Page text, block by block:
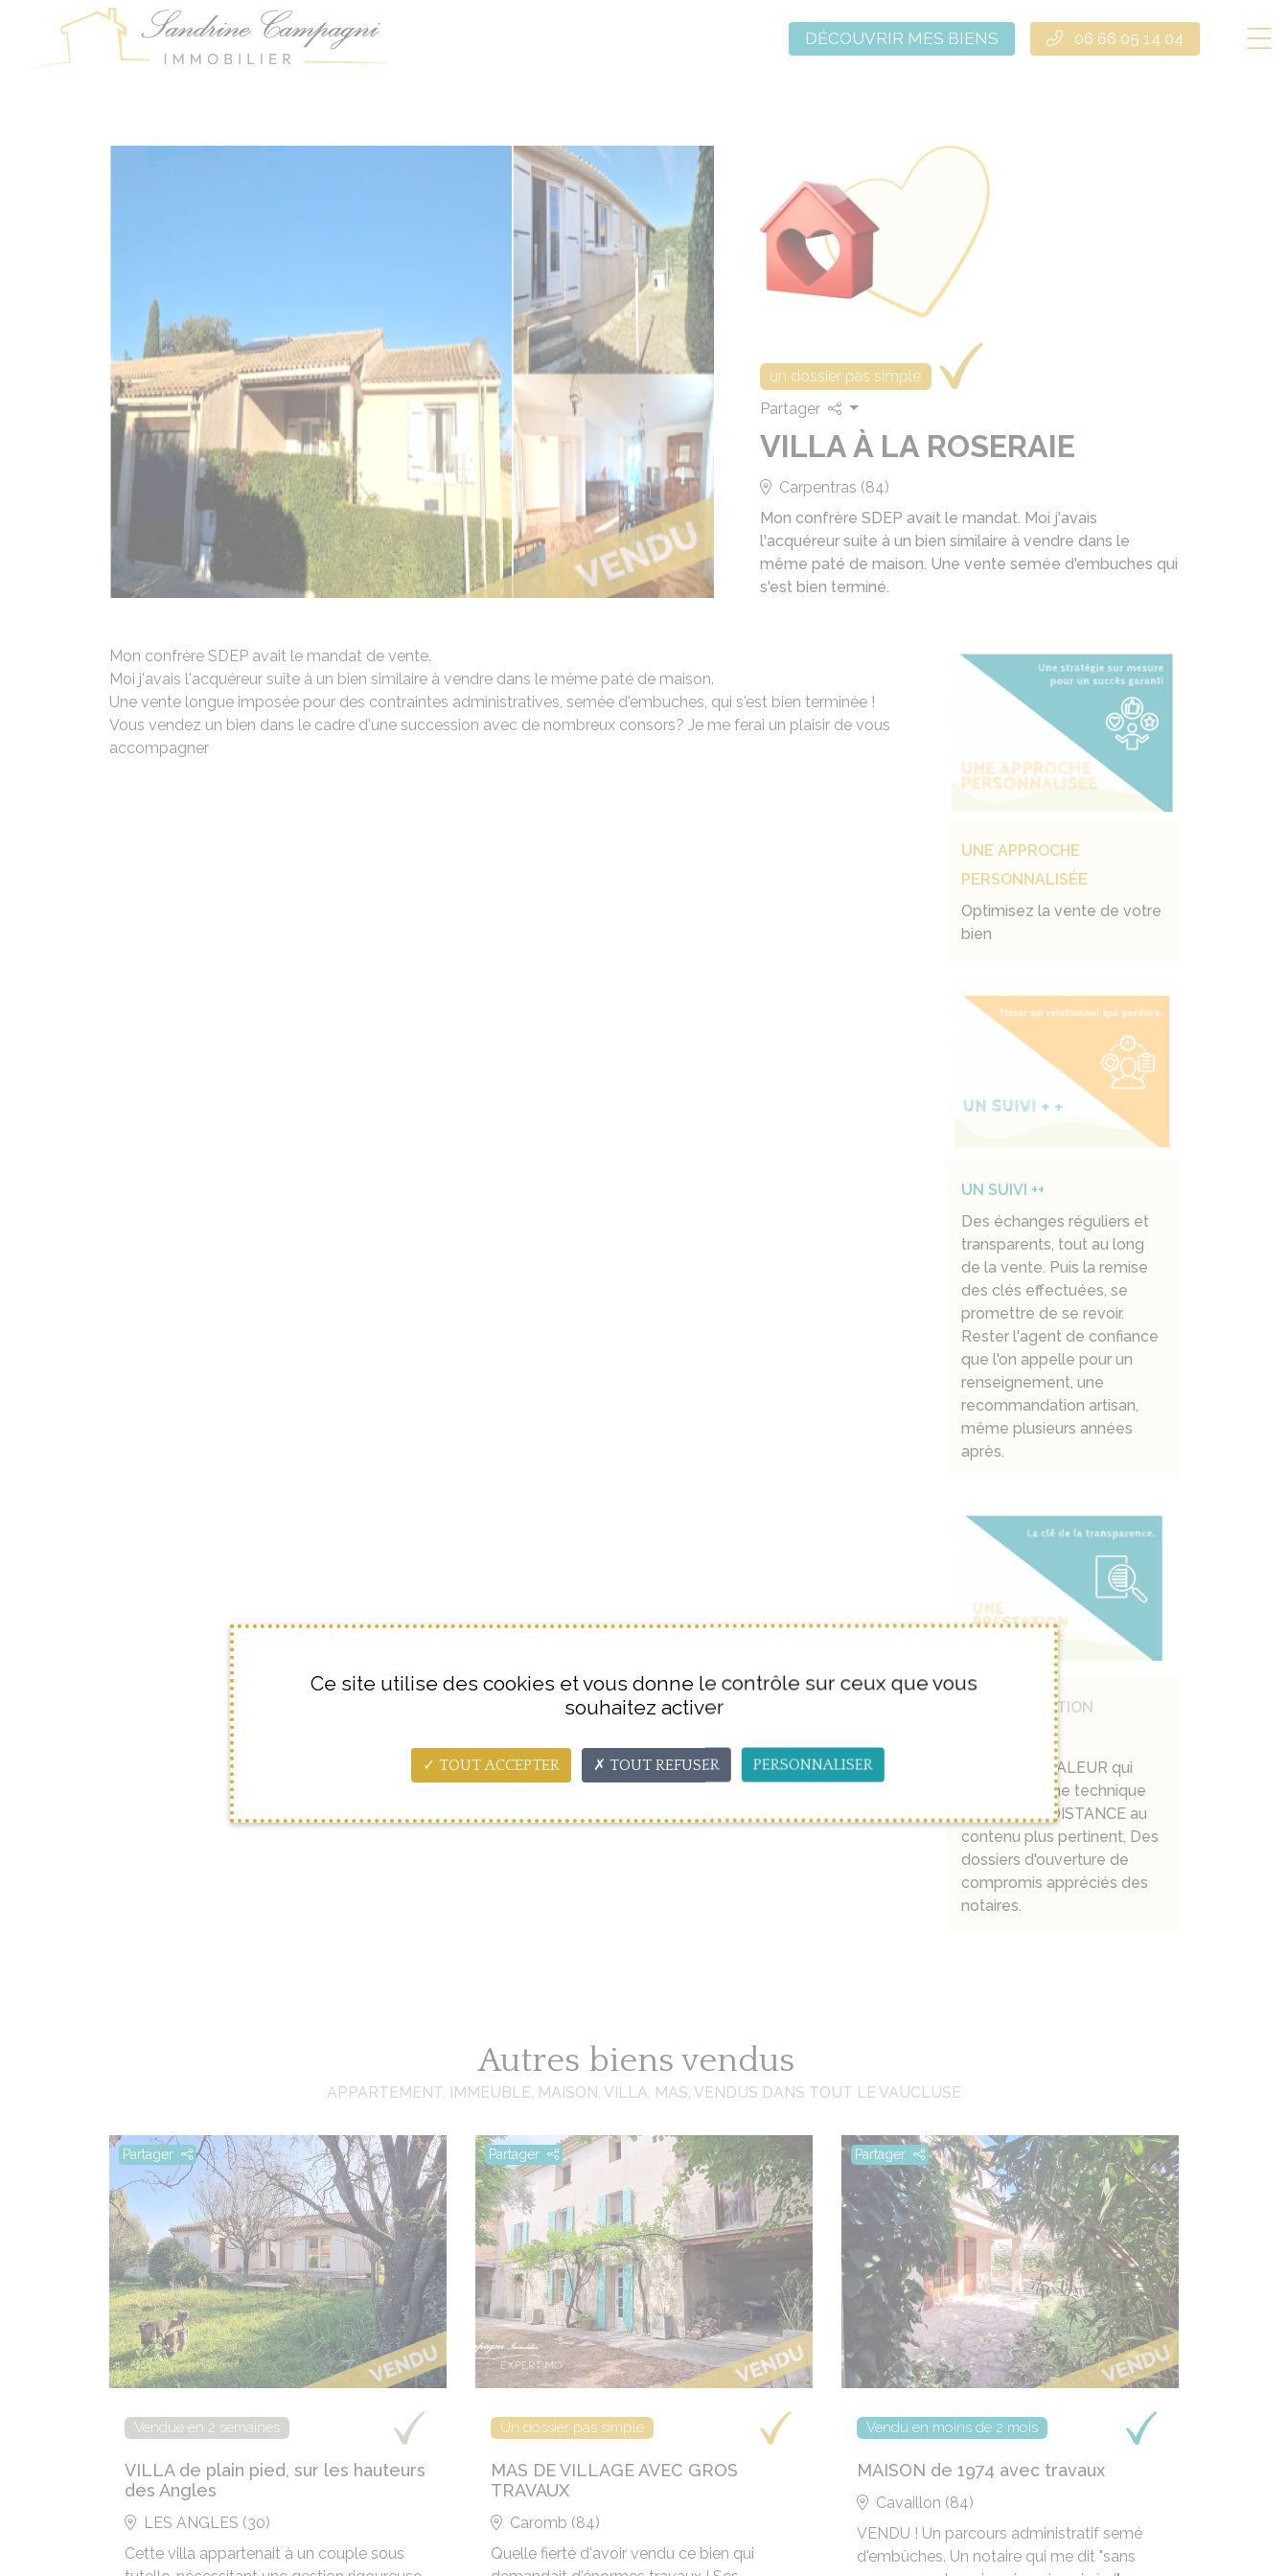
DÉCOUVRIR MES BIENS 06 66 05 14 04
un dossier pas simple
Partager
VILLA À LA ROSERAIE
Carpentras (84)
Mon confrère SDEP avait le mandat. Moi j'avais
l'acquéreur suite à un bien similaire à vendre dans le
même paté de maison. Une vente semée d'embuches qui
s'est bien terminé.
Mon confrère SDEP avait le mandat de vente.
Moi j'avais l'acquéreur suite à un bien similaire à vendre dans le même paté de maison.
Une vente longue imposée pour des contraintes administratives, semée d'embuches, qui s'est bien terminée !
Vous vendez un bien dans le cadre d'une succession avec de nombreux consors? Je me ferai un plaisir de vous
accompagner
UNE APPROCHE
PERSONNALISÉE
Optimisez la vente de votre
bien
UN SUIVI ++
Des échanges réguliers et
transparents, tout au long
de la vente. Puis la remise
des clés effectuées, se
promettre de se revoir.
Rester l'agent de confiance
que l'on appelle pour un
renseignement, une
recommandation artisan,
même plusieurs années
après.
UNE PRESTATION
DIFFÉRENTE
Un AVIS DE VALEUR qui
sort du lot, Une technique
de VISITE À DISTANCE au
contenu plus pertinent, Des
dossiers d'ouverture de
compromis appréciés des
notaires.
Autres biens vendus
APPARTEMENT, IMMEUBLE, MAISON, VILLA, MAS, VENDUS DANS TOUT LE VAUCLUSE
Partager
Vendue en 2 semaines
VILLA de plain pied, sur les hauteurs
des Angles
LES ANGLES (30)
Cette villa appartenait à un couple sous
Partager
Un dossier pas simple
MAS DE VILLAGE AVEC GROS
TRAVAUX
Caromb (84)
Quelle fierté d'avoir vendu ce bien qui
Partager
Vendu en moins de 2 mois
MAISON de 1974 avec travaux
Cavaillon (84)
VENDU ! Un parcours administratif semé
d'embûches. Un notaire qui me dit "sans
Panneau de gestion des cookies
Ce site utilise des cookies et vous donne le contrôle sur ceux que vous
souhaitez activer
TOUT ACCEPTER TOUT REFUSER PERSONNALISER